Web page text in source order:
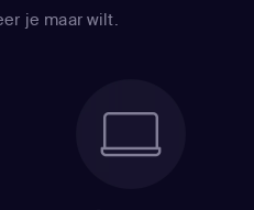
je maar wilt.